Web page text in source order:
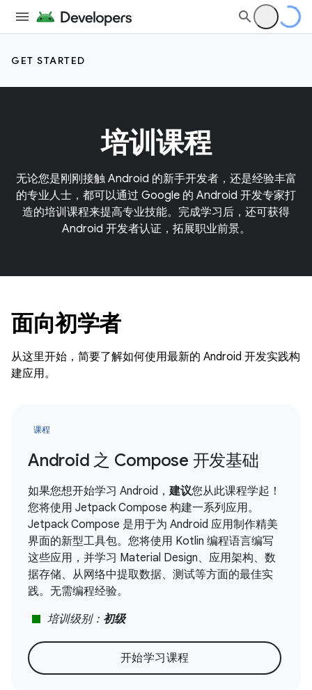
GET STARTED
培训课程
无论您是刚刚接触 Android 的新手开发者，还是经验丰富
的专业人士，都可以通过 Google 的 Android 开发专家打
造的培训课程来提高专业技能。完成学习后，还可获得
Android 开发者认证，拓展职业前景。
面向初学者
从这里开始，简要了解如何使用最新的 Android 开发实践构
建应用。
课程
Android 之 Compose 开发基础
如果您想开始学习 Android，建议您从此课程学起！
您将使用 Jetpack Compose 构建一系列应用。
Jetpack Compose 是用于为 Android 应用制作精美
界面的新型工具包。您将使用 Kotlin 编程语言编写
这些应用，并学习 Material Design、应用架构、数
据存储、从网络中提取数据、测试等方面的最佳实
践。无需编程经验。
stop 培训级别： 初级
开始学习课程